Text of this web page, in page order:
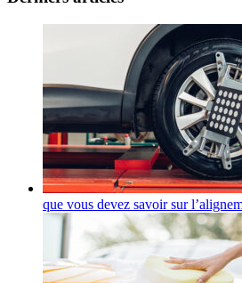
que vous devez savoir sur